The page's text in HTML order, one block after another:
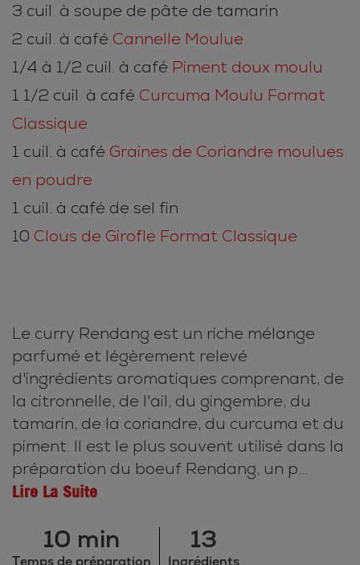
3 cuil. à soupe de pâte de tamarin
2 cuil. à café Cannelle Moulue
1/4 à 1/2 cuil. à café Piment doux moulu
1 1/2 cuil. à café Curcuma Moulu Format
Classique
1 cuil. à café Graines de Coriandre moulues
en poudre
1 cuil. à café de sel fin
10 Clous de Girofle Format Classique
Le curry Rendang est un riche mélange
parfumé et légèrement relevé
d'ingrédients aromatiques comprenant, de
la citronnelle, de l'ail, du gingembre, du
tamarin, de la coriandre, du curcuma et du
piment. Il est le plus souvent utilisé dans la
préparation du boeuf Rendang, un p...
Lire La Suite
10 min
Temps de préparation
13
Ingrédients